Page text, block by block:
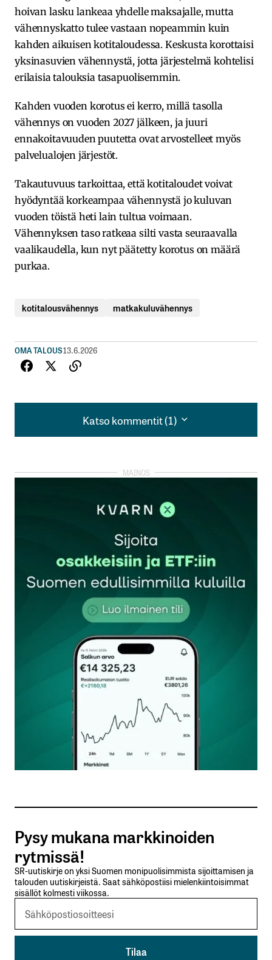
hoivan lasku lankeaa yhdelle maksajalle, mutta
vähennyskatto tulee vastaan nopeammin kuin
kahden aikuisen kotitaloudessa. Keskusta korottaisi
yksinasuvien vähennystä, jotta järjestelmä kohtelisi
erilaisia talouksia tasapuolisemmin.
Kahden vuoden korotus ei kerro, millä tasolla
vähennys on vuoden 2027 jälkeen, ja juuri
ennakoitavuuden puutetta ovat arvostelleet myös
palvelualojen järjestöt.
Takautuvuus tarkoittaa, että kotitaloudet voivat
hyödyntää korkeampaa vähennystä jo kuluvan
vuoden töistä heti lain tultua voimaan.
Vähennyksen taso ratkeaa silti vasta seuraavalla
vaalikaudella, kun nyt päätetty korotus on määrä
purkaa.
kotitalousvähennys matkakuluvähennys
OMA TALOUS13.6.2026
Katso kommentit (1)
Katso kommentit (1)
verohyvityksestä ei työn kokonaishinnasta.
rekisteröityä
Sähköpostiosoitettasi ei julkaista.Pakolliset
kentät on merkitty
*
Kommentti*
Nimesi tai nimimerkkisi*
Sähköpostiosoitteesi*
Tilaa SalkunRakentajan uutiskirje
Pysy mukana markkinoiden
rytmissä!
SR-uutiskirje on yksi Suomen monipuolisimmista sijoittamisen ja
talouden uutiskirjeistä. Saat sähköpostiisi mielenkiintoisimmat
sisällöt kolmesti viikossa.